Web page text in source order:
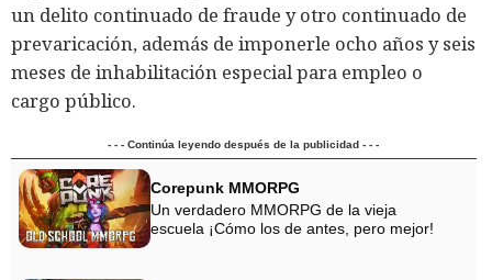
un delito continuado de fraude y otro continuado de
prevaricación, además de imponerle ocho años y seis
meses de inhabilitación especial para empleo o
cargo público.
- - - Continúa leyendo después de la publicidad - - -
Corepunk MMORPG
Un verdadero MMORPG de la vieja
escuela ¡Cómo los de antes, pero mejor!